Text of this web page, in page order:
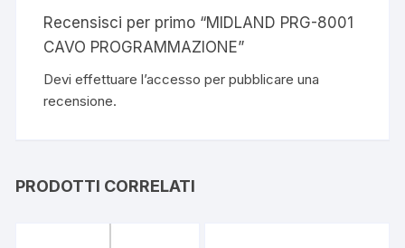
Recensisci per primo “MIDLAND PRG-8001
CAVO PROGRAMMAZIONE”
Devieffettuare l’accesso per pubblicare una
recensione.
PRODOTTI CORRELATI